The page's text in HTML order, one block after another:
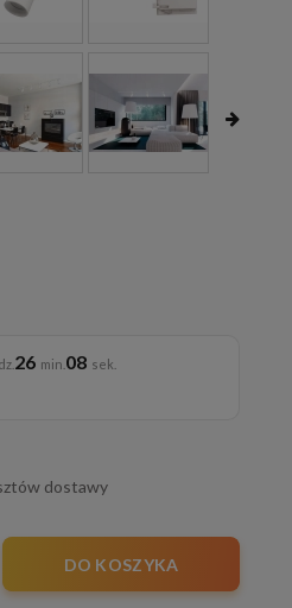
26 06
dostawy
DO KOSZYKA